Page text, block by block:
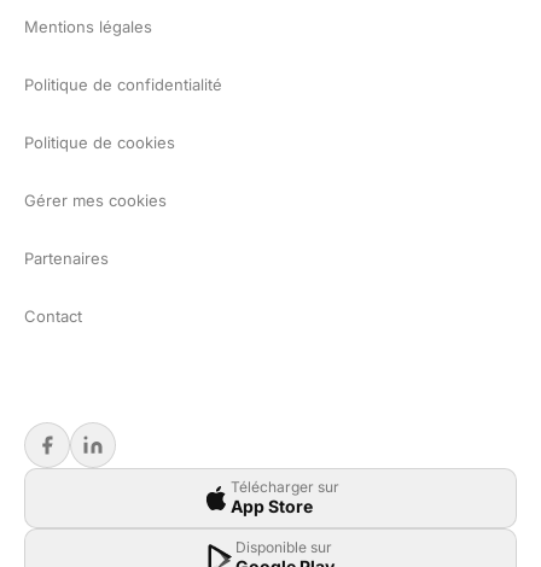
Mentions légales
Politique de confidentialité
Politique de cookies
Gérer mes cookies
Partenaires
Contact
Télécharger sur
App Store
Disponible sur